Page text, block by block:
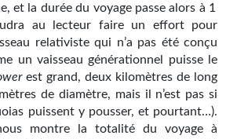
et la durée du voyage passe alors à 1
au lecteur faire un effort pour
relativiste qui n’a pas été conçu
un vaisseau générationnel puisse le
est grand, deux kilomètres de long
de diamètre, mais il n’est pas si
puissent y pousser, et pourtant…).
montre la totalité du voyage à